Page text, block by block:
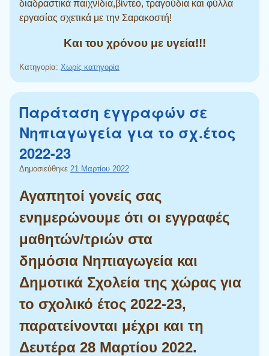
διαδραστικά παιχνίδια,βίντεο, τραγούδια και φύλλα
εργασίας σχετικά με την Σαρακοστή!
Και του χρόνου με υγεία!!!
Κατηγορία: Χωρίς κατηγορία
Παράταση εγγραφών σε
Νηπιαγωγεία για το σχ.έτος
2022-23
Δημοσιεύθηκε 21 Μαρτίου 2022
Αγαπητοί γονείς σας
ενημερώνουμε ότι οι εγγραφές
μαθητών/τριών στα
δημόσια Νηπιαγωγεία και
Δημοτικά Σχολεία της χώρας για
το σχολικό έτος 2022-23,
παρατείνονται μέχρι και τη
Δευτέρα 28 Μαρτίου 2022.